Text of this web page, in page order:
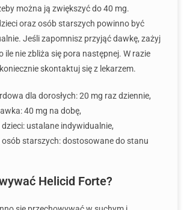
można ją zwiększyć do 40 mg.
oraz osób starszych powinno być
Jeśli zapomnisz przyjąć dawkę, zażyj
ile nie zbliża się pora następnej. W razie
skontaktuj się z lekarzem.
dla dorosłych: 20 mg raz dziennie,
40 mg na dobę,
ustalane indywidualnie,
osób starszych: dostosowane do stanu
Helicid Forte?